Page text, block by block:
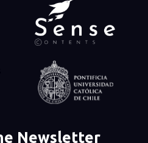
Newsletter